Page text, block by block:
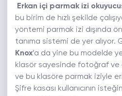
Erkan içi parmak izi
bu birim de hızlı şekilde
yöntemi parmak izi dışında
tanıma sistemi de yer alıyor.
Knox’a da yine bu modelde
klasör sayesinde fotoğraf ve
ve bu klasöre parmak iziyle
Şifre kasası kullanıcının